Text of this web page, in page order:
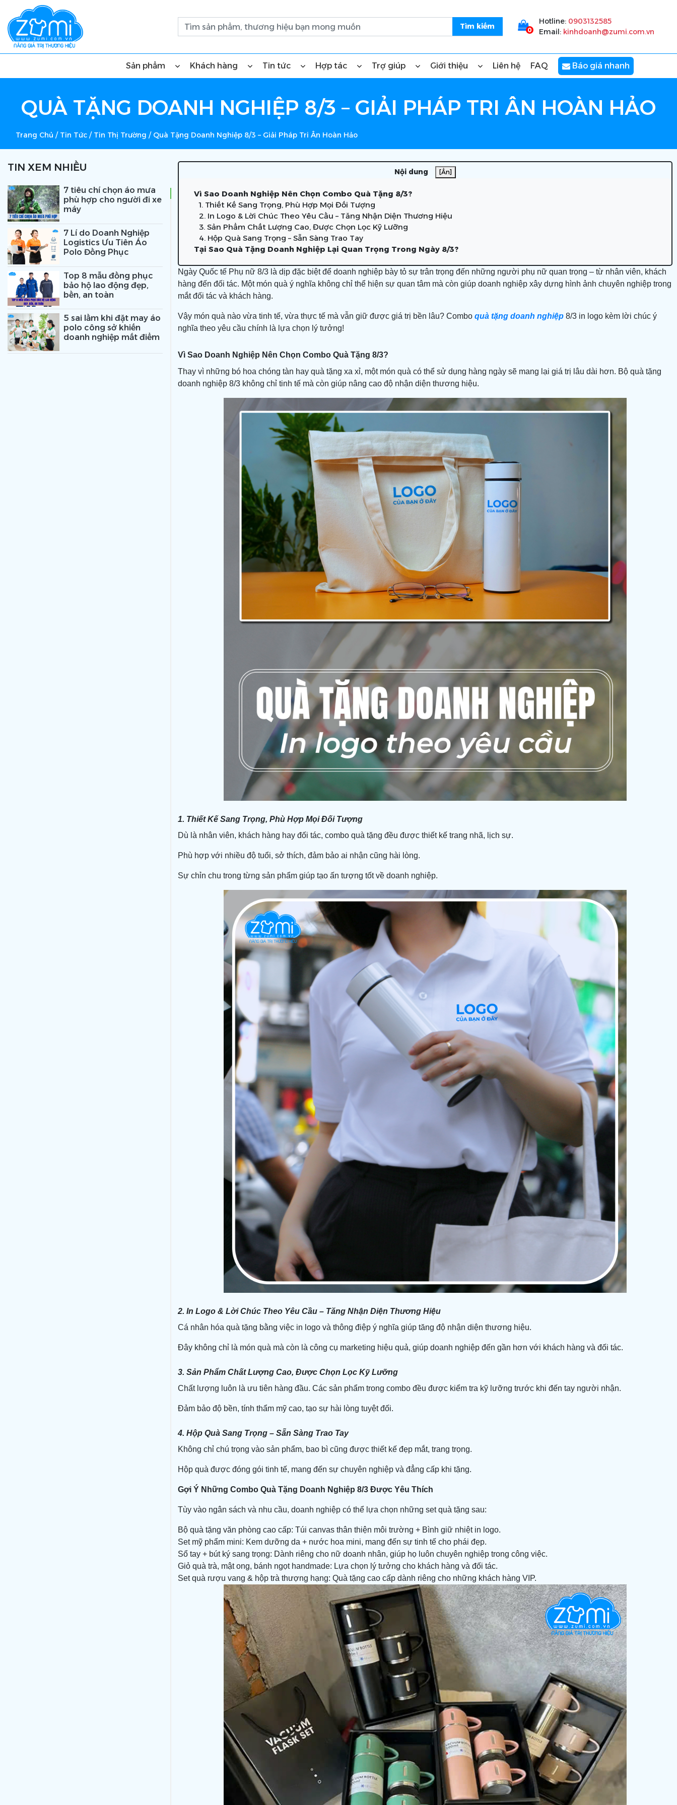
0
Hotline: 0903132585
Email: kinhdoanh@zumi.com.vn
Sản phẩm Khách hàng Tin tức Hợp tác Trợ giúp Giới thiệu Liên hệ FAQ Báo giá nhanh
QUÀ TẶNG DOANH NGHIỆP 8/3 – GIẢI PHÁP TRI ÂN HOÀN HẢO
Trang Chủ / Tin Tức / Tin Thị Trường / Quà Tặng Doanh Nghiệp 8/3 – Giải Pháp Tri Ân Hoàn Hảo
TIN XEM NHIỀU
7 tiêu chí chọn áo mưa
phù hợp cho người đi xe
máy
7 Lí do Doanh Nghiệp
Logistics Ưu Tiên Áo
Polo Đồng Phục
Top 8 mẫu đồng phục
bảo hộ lao động đẹp,
bền, an toàn
5 sai lầm khi đặt may áo
polo công sở khiến
doanh nghiệp mất điểm
Nội dung [Ẩn]
Vì Sao Doanh Nghiệp Nên Chọn Combo Quà Tặng 8/3?
1. Thiết Kế Sang Trọng, Phù Hợp Mọi Đối Tượng
2. In Logo & Lời Chúc Theo Yêu Cầu – Tăng Nhận Diện Thương Hiệu
3. Sản Phẩm Chất Lượng Cao, Được Chọn Lọc Kỹ Lưỡng
4. Hộp Quà Sang Trọng – Sẵn Sàng Trao Tay
Tại Sao Quà Tặng Doanh Nghiệp Lại Quan Trọng Trong Ngày 8/3?
Ngày Quốc tế Phụ nữ 8/3 là dịp đặc biệt để doanh nghiệp bày tỏ sự trân trọng đến những người phụ nữ quan trọng – từ nhân viên, khách
hàng đến đối tác. Một món quà ý nghĩa không chỉ thể hiện sự quan tâm mà còn giúp doanh nghiệp xây dựng hình ảnh chuyên nghiệp trong
mắt đối tác và khách hàng.
Vậy món quà nào vừa tinh tế, vừa thực tế mà vẫn giữ được giá trị bền lâu? Combo quà tặng doanh nghiệp8/3 in logo kèm lời chúc ý
nghĩa theo yêu cầu chính là lựa chọn lý tưởng!
Vì Sao Doanh Nghiệp Nên Chọn Combo Quà Tặng 8/3?
Thay vì những bó hoa chóng tàn hay quà tặng xa xỉ, một món quà có thể sử dụng hàng ngày sẽ mang lại giá trị lâu dài hơn. Bộ quà tặng
doanh nghiệp 8/3 không chỉ tinh tế mà còn giúp nâng cao độ nhận diện thương hiệu.
1. Thiết Kế Sang Trọng, Phù Hợp Mọi Đối Tượng
Dù là nhân viên, khách hàng hay đối tác, combo quà tặng đều được thiết kế trang nhã, lịch sự.
Phù hợp với nhiều độ tuổi, sở thích, đảm bảo ai nhận cũng hài lòng.
Sự chỉn chu trong từng sản phẩm giúp tạo ấn tượng tốt về doanh nghiệp.
2. In Logo & Lời Chúc Theo Yêu Cầu – Tăng Nhận Diện Thương Hiệu
Cá nhân hóa quà tặng bằng việc in logo và thông điệp ý nghĩa giúp tăng độ nhận diện thương hiệu.
Đây không chỉ là món quà mà còn là công cụ marketing hiệu quả, giúp doanh nghiệp đến gần hơn với khách hàng và đối tác.
3. Sản Phẩm Chất Lượng Cao, Được Chọn Lọc Kỹ Lưỡng
Chất lượng luôn là ưu tiên hàng đầu. Các sản phẩm trong combo đều được kiểm tra kỹ lưỡng trước khi đến tay người nhận.
Đảm bảo độ bền, tính thẩm mỹ cao, tạo sự hài lòng tuyệt đối.
4. Hộp Quà Sang Trọng – Sẵn Sàng Trao Tay
Không chỉ chú trọng vào sản phẩm, bao bì cũng được thiết kế đẹp mắt, trang trọng.
Hộp quà được đóng gói tinh tế, mang đến sự chuyên nghiệp và đẳng cấp khi tặng.
Gợi Ý Những Combo Quà Tặng Doanh Nghiệp 8/3 Được Yêu Thích
Tùy vào ngân sách và nhu cầu, doanh nghiệp có thể lựa chọn những set quà tặng sau:
Bộ quà tặng văn phòng cao cấp: Túi canvas thân thiện môi trường + Bình giữ nhiệt in logo.
Set mỹ phẩm mini: Kem dưỡng da + nước hoa mini, mang đến sự tinh tế cho phái đẹp.
Sổ tay + bút ký sang trọng: Dành riêng cho nữ doanh nhân, giúp họ luôn chuyên nghiệp trong công việc.
Giỏ quà trà, mật ong, bánh ngọt handmade: Lựa chọn lý tưởng cho khách hàng và đối tác.
Set quà rượu vang & hộp trà thượng hạng: Quà tặng cao cấp dành riêng cho những khách hàng VIP.